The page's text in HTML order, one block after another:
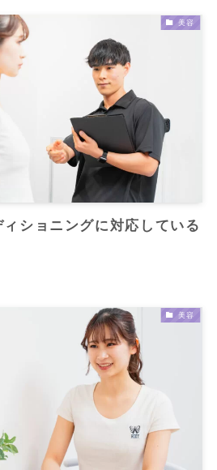
美容
ショニングに対応している
美容